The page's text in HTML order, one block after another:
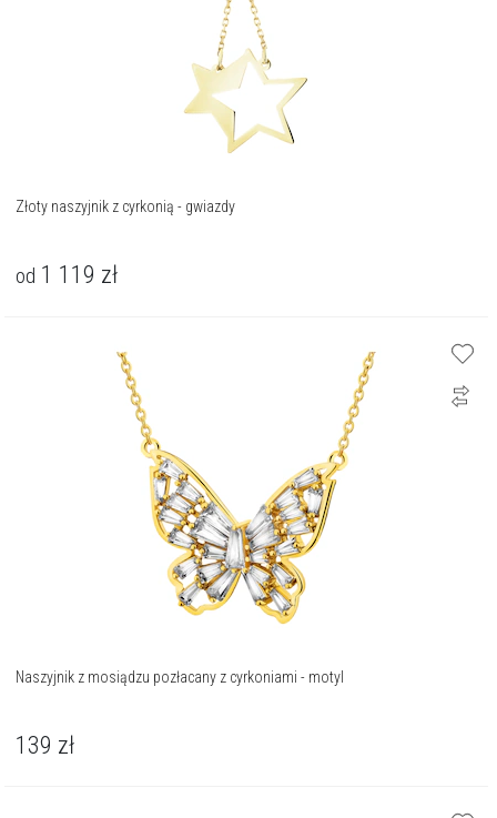
Złoty naszyjnik z cyrkonią - gwiazdy
od 1 119 zł
Naszyjnik z mosiądzu pozłacany z cyrkoniami - motyl
139 zł